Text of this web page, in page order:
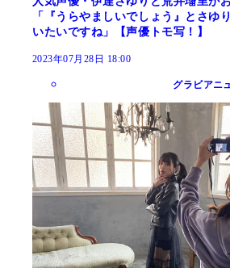
「『うらやましいでしょう』とさゆ
いたいですね」【声優トモ写！】
2023年07月28日 18:00
グラビアニ